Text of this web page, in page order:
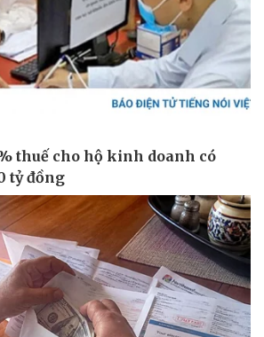
Podcast
Câu chuyện thời sự
Đọc truyện đêm khuya
Cửa sổ tình yêu
Kể chuyện cho bé
Hạt giống tâm hồn